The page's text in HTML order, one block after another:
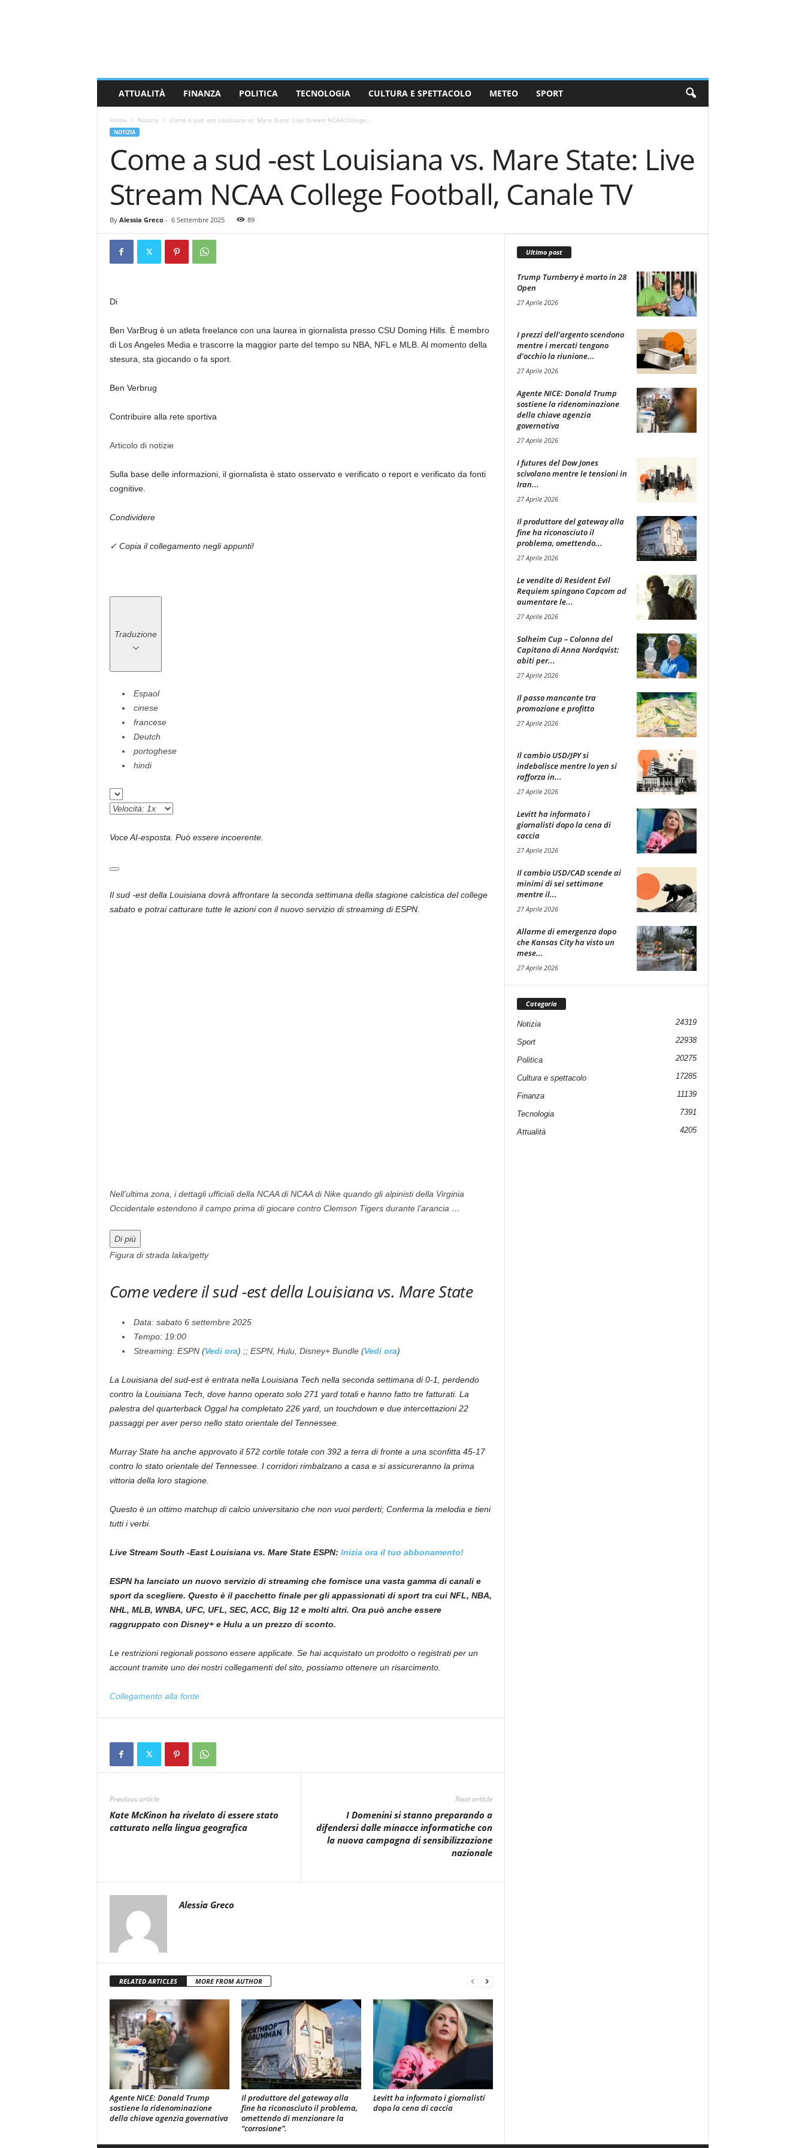
ATTUALITÀ FINANZA POLITICA TECNOLOGIA CULTURA E SPETTACOLO METEO SPORT
Home Notizia Come a sud -est Louisiana vs. Mare State: Live Stream NCAA College...
NOTIZIA
Come a sud -est Louisiana vs. Mare State: Live
Stream NCAA College Football, Canale TV
By Alessia Greco- 6 Settembre 2025 89
Di
Ben VarBrug è un atleta freelance con una laurea in giornalista presso CSU Doming Hills. È membro
di Los Angeles Media e trascorre la maggior parte del tempo su NBA, NFL e MLB. Al momento della
stesura, sta giocando o fa sport.
Ben Verbrug
Contribuire alla rete sportiva
Articolo di notizie
Sulla base delle informazioni, il giornalista è stato osservato e verificato o report e verificato da fonti
cognitive.
Condividere
✓ Copia il collegamento negli appunti!
Traduzione
Espaol
cinese
francese
Deutch
portoghese
hindi
Voce AI-esposta. Può essere incoerente.
Il sud -est della Louisiana dovrà affrontare la seconda settimana della stagione calcistica del college
sabato e potrai catturare tutte le azioni con il nuovo servizio di streaming di ESPN.
Nell’ultima zona, i dettagli ufficiali della NCAA di NCAA di Nike quando gli alpinisti della Virginia
Occidentale estendono il campo prima di giocare contro Clemson Tigers durante l’arancia …
Di più
Figura di strada laka/getty
Come vedere il sud -est della Louisiana vs. Mare State
Data: sabato 6 settembre 2025
Tempo: 19:00
Streaming: ESPN (Vedi ora) ;; ESPN, Hulu, Disney+ Bundle (Vedi ora)
La Louisiana del sud-est è entrata nella Louisiana Tech nella seconda settimana di 0-1, perdendo
contro la Louisiana Tech, dove hanno operato solo 271 yard totali e hanno fatto tre fatturati. La
palestra del quarterback Oggal ha completato 226 yard, un touchdown e due intercettazioni 22
passaggi per aver perso nello stato orientale del Tennessee.
Murray State ha anche approvato il 572 cortile totale con 392 a terra di fronte a una sconfitta 45-17
contro lo stato orientale del Tennessee. I corridori rimbalzano a casa e si assicureranno la prima
vittoria della loro stagione.
Questo è un ottimo matchup di calcio universitario che non vuoi perderti; Conferma la melodia e tieni
tutti i verbi.
Live Stream South -East Louisiana vs. Mare State ESPN: Inizia ora il tuo abbonamento!
ESPN ha lanciato un nuovo servizio di streaming che fornisce una vasta gamma di canali e
sport da scegliere. Questo è il pacchetto finale per gli appassionati di sport tra cui NFL, NBA,
NHL, MLB, WNBA, UFC, UFL, SEC, ACC, Big 12 e molti altri. Ora può anche essere
raggruppato con Disney+ e Hulu a un prezzo di sconto.
Le restrizioni regionali possono essere applicate. Se hai acquistato un prodotto o registrati per un
account tramite uno dei nostri collegamenti del sito, possiamo ottenere un risarcimento.
Collegamento alla fonte
Previous article
Kate McKinon ha rivelato di essere stato
catturato nella lingua geografica
Next article
I Domenini si stanno preparando a
difendersi dalle minacce informatiche con
la nuova campagna di sensibilizzazione
nazionale
Alessia Greco
RELATED ARTICLES MORE FROM AUTHOR
Agente NICE: Donald Trump
sostiene la ridenominazione
della chiave agenzia governativa
Il produttore del gateway alla
fine ha riconosciuto il problema,
omettendo di menzionare la
“corrosione”.
Levitt ha informato i giornalisti
dopo la cena di caccia
Ultimo post
Trump Turnberry è morto in 28
Open
27 Aprile 2026
I prezzi dell’argento scendono
mentre i mercati tengono
d’occhio la riunione...
27 Aprile 2026
Agente NICE: Donald Trump
sostiene la ridenominazione
della chiave agenzia
governativa
27 Aprile 2026
I futures del Dow Jones
scivolano mentre le tensioni in
Iran...
27 Aprile 2026
Il produttore del gateway alla
fine ha riconosciuto il
problema, omettendo...
27 Aprile 2026
Le vendite di Resident Evil
Requiem spingono Capcom ad
aumentare le...
27 Aprile 2026
Solheim Cup – Colonna del
Capitano di Anna Nordqvist:
abiti per...
27 Aprile 2026
Il passo mancante tra
promozione e profitto
27 Aprile 2026
Il cambio USD/JPY si
indebolisce mentre lo yen si
rafforza in...
27 Aprile 2026
Levitt ha informato i
giornalisti dopo la cena di
caccia
27 Aprile 2026
Il cambio USD/CAD scende ai
minimi di sei settimane
mentre il...
27 Aprile 2026
Allarme di emergenza dopo
che Kansas City ha visto un
mese...
27 Aprile 2026
Categoria
Notizia 24319
Sport 22938
Politica 20275
Cultura e spettacolo 17285
Finanza 11139
Tecnologia 7391
Attualità 4205